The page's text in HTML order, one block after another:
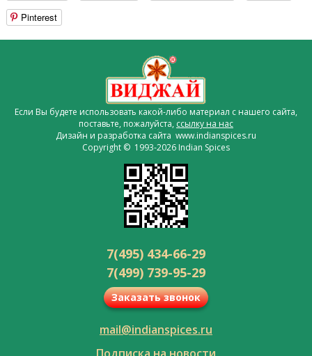
Pinterest
Если Вы будете использовать какой-либо материал с нашего сайта,
поставьте, пожалуйста, ссылку на нас
Дизайн и разработка сайта www.indianspices.ru
Copyright © 1993-2026 Indian Spices
7(495) 434-66-29
7(499) 739-95-29
Заказать звонок
mail@indianspices.ru